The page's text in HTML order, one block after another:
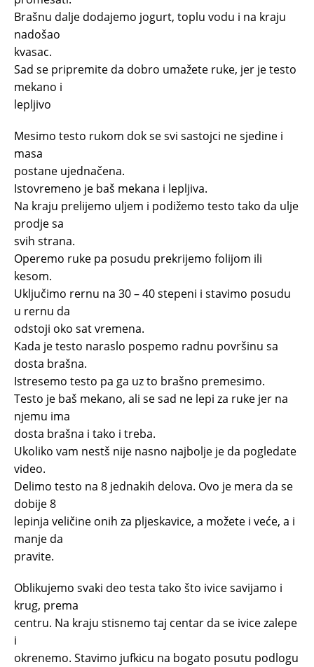
Brašnu dalje dodajemo jogurt, toplu vodu i na kraju
nadošao
kvasac.
Sad se pripremite da dobro umažete ruke, jer je testo
mekano i
lepljivo
Mesimo testo rukom dok se svi sastojci ne sjedine i
masa
postane ujednačena.
Istovremeno je baš mekana i lepljiva.
Na kraju prelijemo uljem i podižemo testo tako da ulje
prodje sa
svih strana.
Operemo ruke pa posudu prekrijemo folijom ili
kesom.
Uključimo rernu na 30 – 40 stepeni i stavimo posudu
u rernu da
odstoji oko sat vremena.
Kada je testo naraslo pospemo radnu površinu sa
dosta brašna.
Istresemo testo pa ga uz to brašno premesimo.
Testo je baš mekano, ali se sad ne lepi za ruke jer na
njemu ima
dosta brašna i tako i treba.
Ukoliko vam nestš nije nasno najbolje je da pogledate
video.
Delimo testo na 8 jednakih delova. Ovo je mera da se
dobije 8
lepinja veličine onih za pljeskavice, a možete i veće, a i
manje da
pravite.
Oblikujemo svaki deo testa tako što ivice savijamo i
krug, prema
centru. Na kraju stisnemo taj centar da se ivice zalepe
i
okrenemo. Stavimo jufkicu na bogato posutu podlogu